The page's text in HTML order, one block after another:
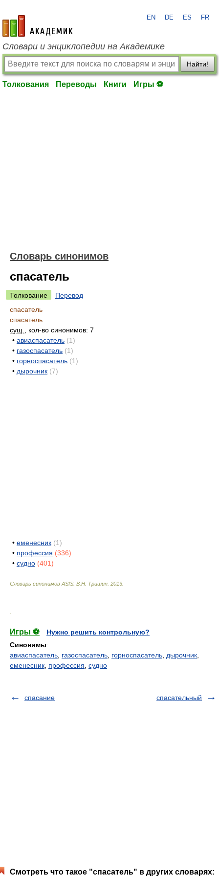
academic.ru
EN DE ES FR
Словари и энциклопедии на Академике
Найти!
Толкования Переводы Книги Игры ⚽
Словарь синонимов
спасатель
Толкование
Перевод
спасатель
спасатель
сущ.
, кол-во синонимов: 7
• авиаспасатель (1)
• газоспасатель (1)
• горноспасатель (1)
• дырочник (7)
• еменесник (1)
• профессия (336)
• судно (401)
Словарь синонимов ASIS. В.Н. Тришин 2013
Игры ⚽
Нужно решить контрольную?
Синонимы:
авиаспасатель газоспасатель горноспасатель дырочник
еменесник профессия судно
спасание спасательный
Смотреть что такое "спасатель" в других словарях: